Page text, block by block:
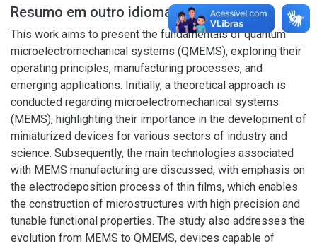
Resumo em outro idioma
This work aims to present the fundamentals of quantum
microelectromechanical systems (QMEMS), exploring their
operating principles, manufacturing processes, and
emerging applications. Initially, a theoretical approach is
conducted regarding microelectromechanical systems
(MEMS), highlighting their importance in the development of
miniaturized devices for various sectors of industry and
science. Subsequently, the main technologies associated
with MEMS manufacturing are discussed, with emphasis on
the electrodeposition process of thin films, which enables
the construction of microstructures with high precision and
tunable functional properties. The study also addresses the
evolution from MEMS to QMEMS, devices capable of